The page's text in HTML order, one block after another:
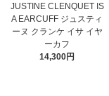
JUSTINE CLENQUET IS
A EARCUFF ジュスティ
ーヌ クランケ イサ イヤ
ーカフ
14,300円